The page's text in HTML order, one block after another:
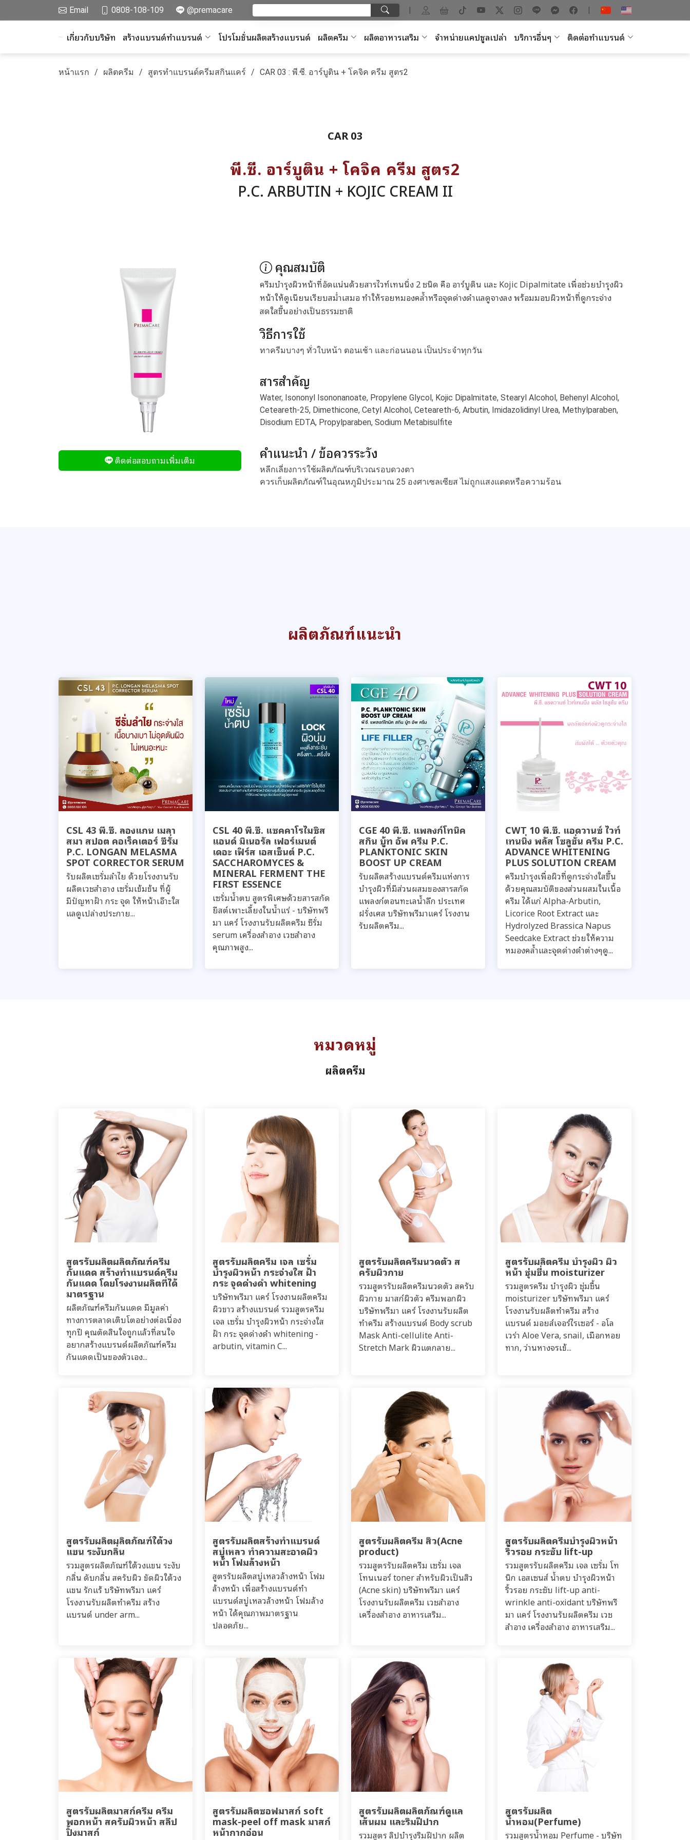
Email 0808-108-109 @premacare | |
เกี่ยวกับบริษัท สร้างแบรนด์ทำแบรนด์ โปรโมชั่นผลิตสร้างแบรนด์ ผลิตครีม ผลิตอาหารเสริม จำหน่ายแคปซูลเปล่า บริการอื่นๆ ติดต่อทำแบรนด์
หน้าแรก ผลิตครีม สูตรทำแบรนด์ครีมสกินแคร์ CAR 03 : พี.ซี. อาร์บูติน + โคจิค ครีม สูตร2
CAR 03
พี.ซี. อาร์บูติน + โคจิค ครีม สูตร2
P.C. ARBUTIN + KOJIC CREAM II
ติดต่อสอบถามเพิ่มเติม
คุณสมบัติ
ครีมบำรุงผิวหน้าที่อัดแน่นด้วยสารไวท์เทนนิ่ง 2 ชนิด คือ อาร์บูติน และ Kojic Dipalmitate เพื่อช่วยบำรุงผิว
หน้าให้ดูเนียนเรียบสม่ำเสมอ ทำให้รอยหมองคล้ำหรือจุดด่างดำแลดูจางลง พร้อมมอบผิวหน้าที่ดูกระจ่าง
สดใสขึ้นอย่างเป็นธรรมชาติ
วิธีการใช้
ทาครีมบางๆ ทั่วใบหน้า ตอนเช้า และก่อนนอน เป็นประจำทุกวัน
สารสำคัญ
Water, Isononyl Isononanoate, Propylene Glycol, Kojic Dipalmitate, Stearyl Alcohol, Behenyl Alcohol,
Ceteareth-25, Dimethicone, Cetyl Alcohol, Ceteareth-6, Arbutin, Imidazolidinyl Urea, Methylparaben,
Disodium EDTA, Propylparaben, Sodium Metabisulfite
คำแนะนำ / ข้อควรระวัง
หลีกเลี่ยงการใช้ผลิตภัณฑ์บริเวณรอบดวงตา
ควรเก็บผลิตภัณฑ์ในอุณหภูมิประมาณ 25 องศาเซลเซียส ไม่ถูกแสงแดดหรือความร้อน
ผลิตภัณฑ์แนะนำ
CSL 43 พี.ซี. ลองแกน เมลา
สมา สปอต คอเร็คเตอร์ ซีรั่ม
P.C. LONGAN MELASMA
SPOT CORRECTOR SERUM
รับผลิตเซรั่มลำไย ด้วยโรงงานรับ
ผลิตเวชสำอาง เซรั่มเข้มข้น ที่ผู้
มีปํญหาฝ้า กระ จุด ให้หน้าเอ๊าะใส
แลดูเปล่างประกาย...
CSL 40 พี.ซี. แซคคาโรไมซิส
แอนด์ มิเนอรัล เฟอร์เมนต์
เดอะ เฟิร์ส เอสเซ็นต์ P.C.
SACCHAROMYCES &
MINERAL FERMENT THE
FIRST ESSENCE
เซรั่มน้ำตบ สูตรพิเศษด้วยสารสกัด
ยีสต์เพาะเลี้ยงในน้ำแร่ - บริษัทพรี
มา แคร์ โรงงานรับผลิตครีม ซีรั่ม
serum เครื่องสำอาง เวชสำอาง
คุณภาพสูง...
CGE 40 พี.ซี. แพลงก์โทนิค
สกิน บู้ท อัพ ครีม P.C.
PLANKTONIC SKIN
BOOST UP CREAM
รับผลิตสร้างแบรนด์ครีมแห่งการ
บำรุงผิวที่มีส่วนผสมของสารสกัด
แพลงก์ตอนทะเลน้ำลึก ประเทศ
ฝรั่งเศส บริษัทพรีมาแคร์ โรงงาน
รับผลิตครีม...
CWT 10 พี.ซี. แอดวานซ์ ไวท์
เทนนิ่ง พลัส โซลูชั่น ครีม P.C.
ADVANCE WHITENING
PLUS SOLUTION CREAM
ครีมบำรุงเพื่อผิวที่ดูกระจ่างใสขึ้น
ด้วยคุณสมบัติของส่วนผสมในเนื้อ
ครีม ได้แก่ Alpha-Arbutin,
Licorice Root Extract และ
Hydrolyzed Brassica Napus
Seedcake Extract ช่วยให้ความ
หมองคล้ำและจุดด่างดำต่างๆดู...
หมวดหมู่
ผลิตครีม
สูตรรับผลิตผลิตภัณฑ์ครีม
กันแดด สร้างทำแบรนด์ครีม
กันแดด โดยโรงงานผลิตที่ได้
มาตรฐาน
ผลิตภัณฑ์ครีมกันแดด มีมูลค่า
ทางการตลาดเติบโตอย่างต่อเนื่อง
ทุกปี คุณตัดสินใจถูกแล้วที่สนใจ
อยากสร้างแบรนด์ผลิตภัณฑ์ครีม
กันแดดเป็นของตัวเอง...
สูตรรับผลิตครีม เจล เซรั่ม
บำรุงผิวหน้า กระจ่างใส ฝ้า
กระ จุดด่างดำ whitening
บริษัทพรีมา แคร์ โรงงานผลิตครีม
ผิวขาว สร้างแบรนด์ รวมสูตรครีม
เจล เซรั่ม บำรุงผิวหน้า กระจ่างใส
ฝ้า กระ จุดด่างดำ whitening -
arbutin, vitamin C...
สูตรรับผลิตครีมนวดตัว ส
ครับผิวกาย
รวมสูตรรับผลิตครีมนวดตัว สครับ
ผิวกาย มาสก์ผิวตัว ครีมพอกผิว
บริษัทพรีมา แคร์ โรงงานรับผลิต
ทำครีม สร้างแบรนด์ Body scrub
Mask Anti-cellulite Anti-
Stretch Mark ผิวแตกลาย...
สูตรรับผลิตครีม บำรุงผิว ผิว
หน้า ชุ่มชื่น moisturizer
รวมสูตรครีม บำรุงผิว ชุ่มชื้น
moisturizer บริษัทพรีมา แคร์
โรงงานรับผลิตทำครีม สร้าง
แบรนด์ มอยส์เจอร์ไรเซอร์ - อโล
เวร่า Aloe Vera, snail, เมือกหอย
ทาก, ว่านหางจรเข้...
สูตรรับผลิตผลิตภัณฑ์ใต้วง
แขน ระงับกลิ่น
รวมสูตรผลิตภัณฑ์ใต้วงแขน ระงับ
กลิ่น ดับกลิ่น สครับผิว ขัดผิวใต้วง
แขน รักแร้ บริษัทพรีมา แคร์
โรงงานรับผลิตทำครีม สร้าง
แบรนด์ under arm...
สูตรรับผลิตสร้างทำแบรนด์
สบู่เหลว ทำความสะอาดผิว
หน้า โฟมล้างหน้า
สูตรรับผลิตสบู่เหลวล้างหน้า โฟม
ล้างหน้า เพื่อสร้างแบรนด์ทำ
แบรนด์สบู่เหลวล้างหน้า โฟมล้าง
หน้า ได้คุณภาพมาตรฐาน
ปลอดภัย...
สูตรรับผลิตครีม สิว(Acne
product)
รวมสูตรรับผลิตครีม เซรั่ม เจล
โทนเนอร์ toner สำหรับผิวเป็นสิว
(Acne skin) บริษัทพรีมา แคร์
โรงงานรับผลิตครีม เวชสำอาง
เครื่องสำอาง อาหารเสริม...
สูตรรับผลิตครีมบำรุงผิวหน้า
ริ้วรอย กระชับ lift-up
รวมสูตรรับผลิตครีม เจล เซรั่ม โท
นิก เอสเซนส์ น้ำตบ บำรุงผิวหน้า
ริ้วรอย กระชับ lift-up anti-
wrinkle anti-oxidant บริษัทพรี
มา แคร์ โรงงานรับผลิตครีม เวช
สำอาง เครื่องสำอาง อาหารเสริม...
สูตรรับผลิตมาสก์ครีม ครีม
พอกหน้า สครับผิวหน้า สลีป
ปิ้งมาสก์
สูตรรับผลิตซอฟมาสก์ soft
mask-peel off mask มาสก์
หน้ากากอ่อน
สูตรรับผลิตผลิตภัณฑ์ดูแล
เส้นผม และริมฝีปาก
รวมสูตร ลิปบำรุงริมฝีปาก ผลิต
สูตรรับผลิต
น้ำหอม(Perfume)
รวมสูตรน้ำหอม Perfume - บริษัท